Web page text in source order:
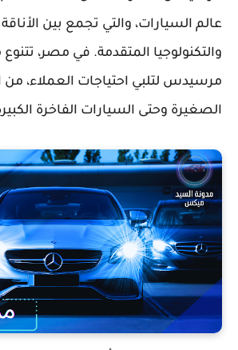
عالم السيارات، والتي تجمع بين الأناقة
والتكنولوجيا المتقدمة. في مصر،
مرسيدس لتلبي احتياجات العملاء، من
الصغيرة وحتى السيارات الفاخرة